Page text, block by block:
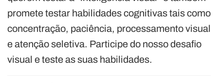
promete testar habilidades cognitivas tais como
concentração, paciência, processamento visual
e atenção seletiva. Participe do nosso desafio
visual e teste as suas habilidades.